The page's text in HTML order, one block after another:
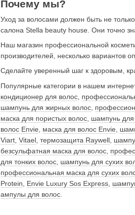
Почему мы?
Уход за волосами должен быть не
салона Stella beauty house. Они точно
Наш магазин профессиональной
производителей, несколько вариантов
Сделайте уверенный шаг к здоровым,
Популярные категории в нашем
кондиционер для волос,
шампунь для жирных волос,
маска для пористых волос, шампунь для
волос Envie
маска для волос Envie
Viart, Vitael, термозащита Raywell,
безсульфатная маска для волос,
для тонких волос, шампунь для сухих
профессиональная маска для сухих
Protein
Envie Luxury Sos Express,
ампулы для волос.